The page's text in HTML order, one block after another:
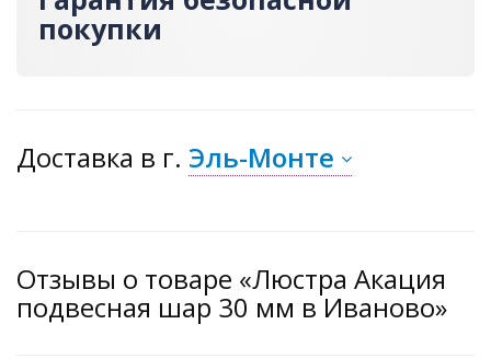
покупки
Доставка в г. Эль-Монте
Отзывы о товаре «Люстра Акация
подвесная шар 30 мм в Иваново»